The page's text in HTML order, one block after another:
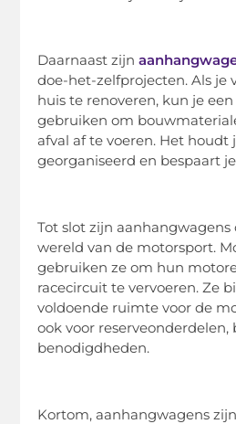
Daarnaast zijn
doe-het-zelfprojecten. Als je
huis te renoveren, kun je
gebruiken om
afval af te voeren. Het houdt
georganiseerd en bespaart
Tot slot zijn
wereld van de motorsport.
gebruiken ze om hun
racecircuit te vervoeren. Ze
voldoende ruimte voor de
ook voor
benodigdheden.
Kortom, aanhangwagens